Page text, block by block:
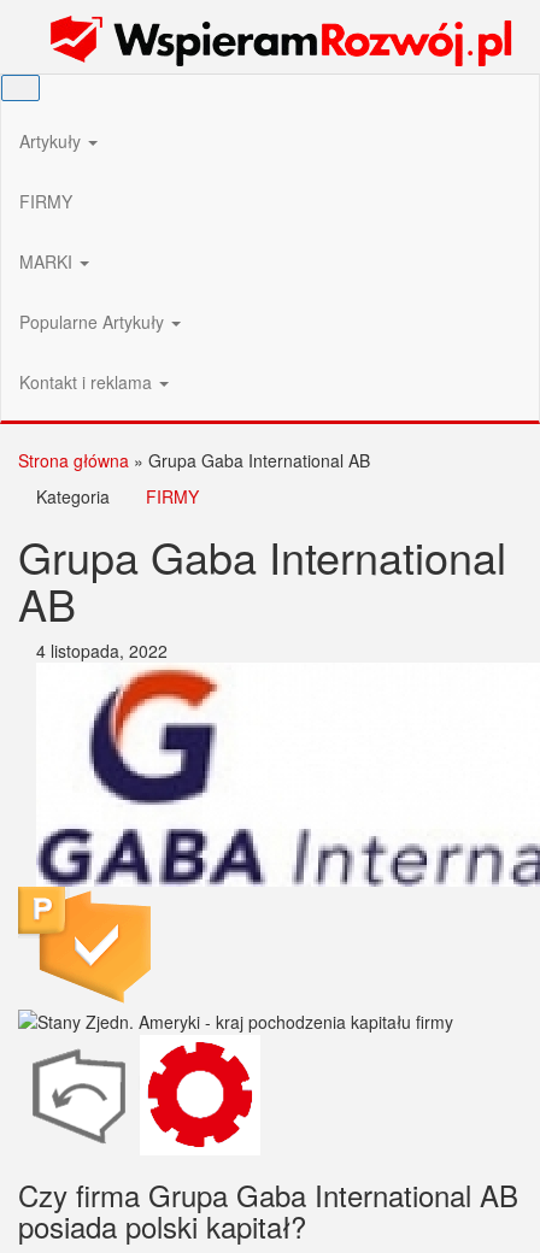
Wspieram Rozwój PL
Artykuły
FIRMY
MARKI
Popularne Artykuły
Kontakt i reklama
Strona główna » Grupa Gaba International AB
Kategoria
FIRMY
Grupa Gaba International
AB
4 listopada, 2022
Czy firma Grupa Gaba International AB
posiada polski kapitał?